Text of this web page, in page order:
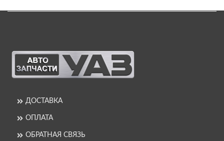
ДОСТАВКА
ОПЛАТА
ОБРАТНАЯ СВЯЗЬ